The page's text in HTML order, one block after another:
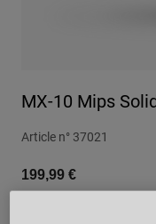
MX-10 Mips
Article n° 37021
199,99 €